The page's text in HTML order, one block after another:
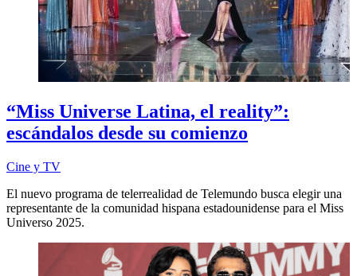
“Miss Universe Latina, el reality”:
escándalos desde su comienzo
Cine y TV
El nuevo programa de telerrealidad de Telemundo busca elegir una
representante de la comunidad hispana estadounidense para el Miss
Universo 2025.